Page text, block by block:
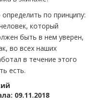
по принципу:
который
быть в нем уверен,
во всех наших
в течение этого
есть.
09.11.2018